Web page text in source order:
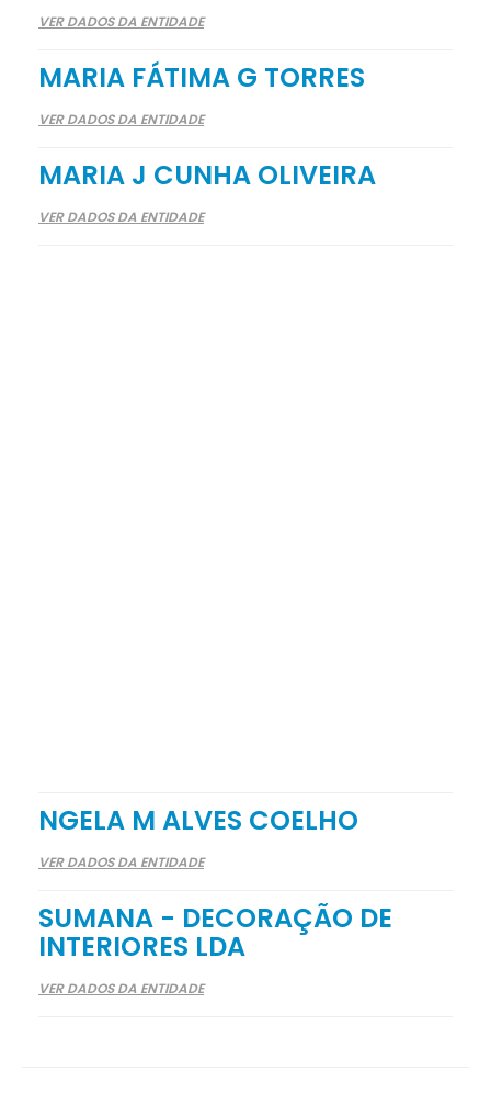
VER DADOS DA ENTIDADE
MARIA FÁTIMA G TORRES
VER DADOS DA ENTIDADE
MARIA J CUNHA OLIVEIRA
VER DADOS DA ENTIDADE
NGELA M ALVES COELHO
VER DADOS DA ENTIDADE
SUMANA - DECORAÇÃO DE
INTERIORES LDA
VER DADOS DA ENTIDADE